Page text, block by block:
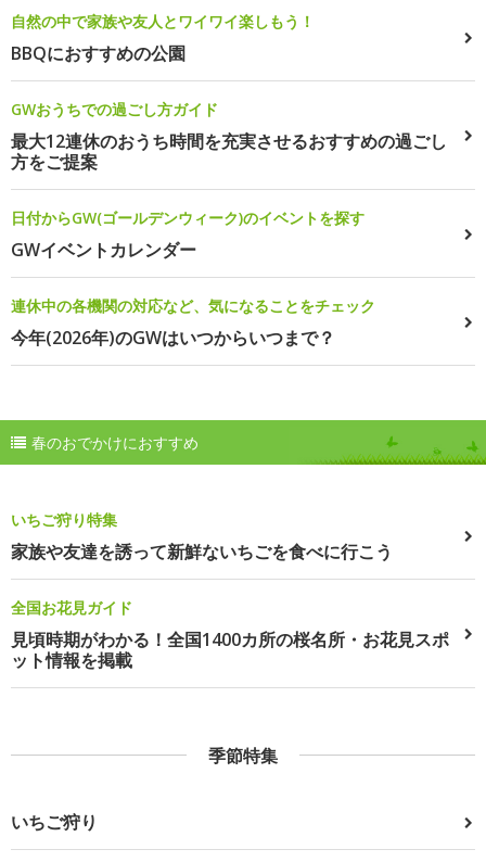
自然の中で家族や友人とワイワイ楽しもう！
BBQにおすすめの公園
GWおうちでの過ごし方ガイド
最大12連休のおうち時間を充実させるおすすめの過ごし
方をご提案
日付からGW(ゴールデンウィーク)のイベントを探す
GWイベントカレンダー
連休中の各機関の対応など、気になることをチェック
今年(2026年)のGWはいつからいつまで？
春のおでかけにおすすめ
いちご狩り特集
家族や友達を誘って新鮮ないちごを食べに行こう
全国お花見ガイド
見頃時期がわかる！全国1400カ所の桜名所・お花見スポ
ット情報を掲載
季節特集
いちご狩り